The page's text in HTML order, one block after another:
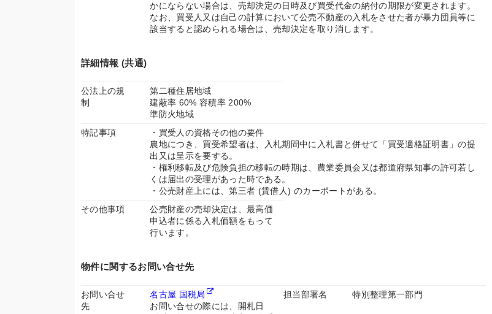
かにならない場合は、売却決定の日時及び買受代金の納付の期限が変更されます。
なお、買受人又は自己の計算において公売不動産の入札をさせた者が暴力団員等に
該当すると認められる場合は、売却決定を取り消します。
詳細情報 (共通)
公法上の規
制
第二種住居地域
建蔽率 60% 容積率 200%
準防火地域
特記事項
・買受人の資格その他の要件
農地につき、買受希望者は、入札期間中に入札書と併せて「買受適格証明書」の提
出又は呈示を要する。
・権利移転及び危険負担の移転の時期は、農業委員会又は都道府県知事の許可若し
くは届出の受理があった時である。
・公売財産上には、第三者 (賃借人) のカーポートがある。
その他事項
公売財産の売却決定は、最高価
申込者に係る入札価額をもって
行います。
物件に関するお問い合せ先
お問い合せ
先
名古屋 国税局
お問い合せの際には、開札日
担当部署名 特別整理第一部門